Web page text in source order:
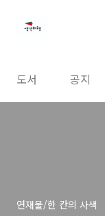
도서 공지
연재물/한 칸의 사색